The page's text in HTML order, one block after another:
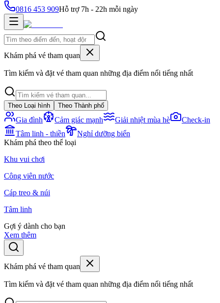
0816 453 909Hỗ trợ 7h - 22h mỗi ngày
Khám phá vé tham quan
Tìm kiếm và đặt vé tham quan những địa điểm nổi tiếng nhất
Theo Loại hình Theo Thành phố
Gia đình Cảm giác mạnh Giải nhiệt mùa hè
Check-in
Tâm linh - thiền
Nghỉ dưỡng biển
Khám phá theo thể loại
Khu vui chơi
Công viên nước
Cáp treo & núi
Tâm linh
Gợi ý dành cho bạn
Xem thêm
Khám phá vé tham quan
Tìm kiếm và đặt vé tham quan những địa điểm nổi tiếng nhất